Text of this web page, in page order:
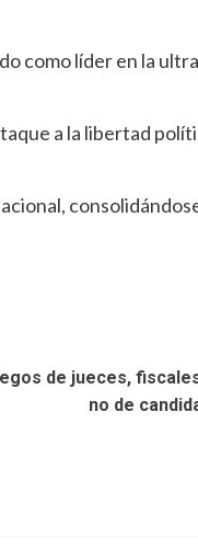
como líder en la
a la libertad
de jueces,
no de